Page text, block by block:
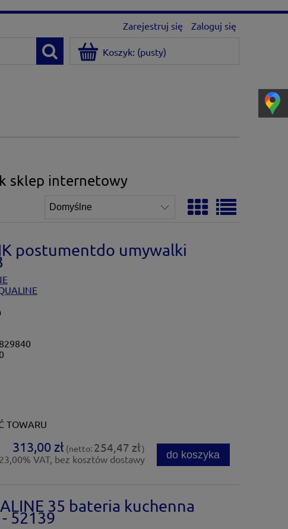
Zarejestruj się Zaloguj się
Koszyk: (pusty)
sklep internetowy
postumentdo umywalki
TOWARU
313,00 zł (netto: 254,47 zł)
VAT, bez kosztów dostawy do koszyka
35 bateria kuchenna
52139